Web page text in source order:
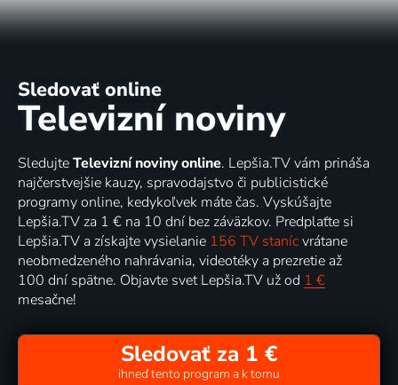
Sledovať online
Televizní noviny
SledujteTelevizní noviny online. Lepšia.TV vám prináša
najčerstvejšie kauzy, spravodajstvo či publicistické
programy online, kedykoľvek máte čas. Vyskúšajte
Lepšia.TV za 1 € na 10 dní bez záväzkov. Predplaťte si
Lepšia.TV a získajte vysielanie 156 TV stanícvrátane
neobmedzeného nahrávania, videotéky a prezretie až
100 dní spätne. Objavte svet Lepšia.TV už od 1 €
mesačne!
Sledovať za 1 €
ihneď tento program a k tomu